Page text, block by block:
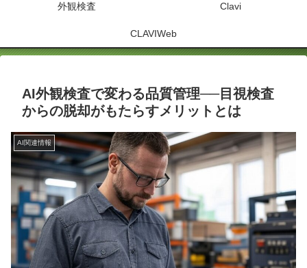
外観検査 Clavi
CLAVIWeb
AI外観検査で変わる品質管理──目視検査
からの脱却がもたらすメリットとは
AI関連情報